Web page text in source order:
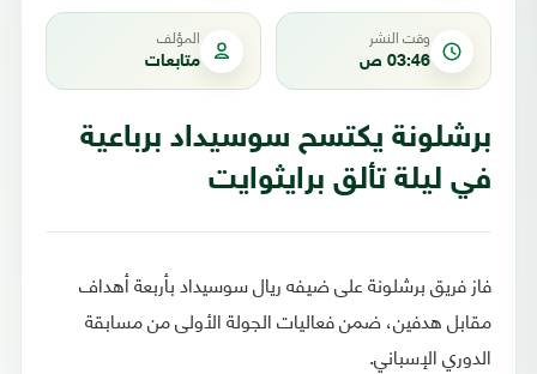
وقت النشر
03:46 ص
المؤلف
متابعات
برشلونة يكتسح سوسيداد برباعية
في ليلة تألق برايثوايت
فاز فريق برشلونة على ضيفه ريال سوسيداد بأربعة أهداف
مقابل هدفين، ضمن فعاليات الجولة الأولى من مسابقة
الدوري الإسباني.